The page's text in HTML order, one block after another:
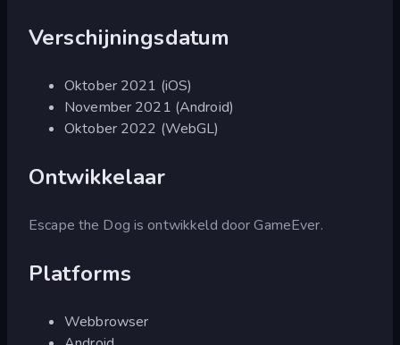
Verschijningsdatum
Oktober 2021 (iOS)
November 2021 (Android)
Oktober 2022 (WebGL)
Ontwikkelaar
Escape the Dog is ontwikkeld door GameEver.
Platforms
Webbrowser